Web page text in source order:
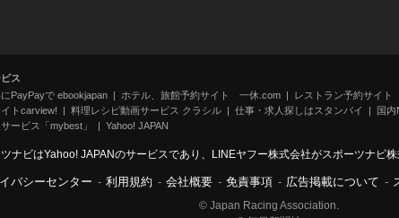
ス
PayPayで ebookjapan
ホテル、旅館予約サイト 一休.com
レストラン予約サイ
トcarview!
料理レシピ動画サービス クラシル 仕事・求人探しはスタンバイ
国
ービス「mybest」
Yahoo! JAPAN
ナビはYahoo! JAPANのサービスであり、LINEヤフー株式会社がスポーツナビ
バシーセンター - 利用規約 - 会社概要 - 免責事項 - 広告掲載について -
© Japan Racing Association.